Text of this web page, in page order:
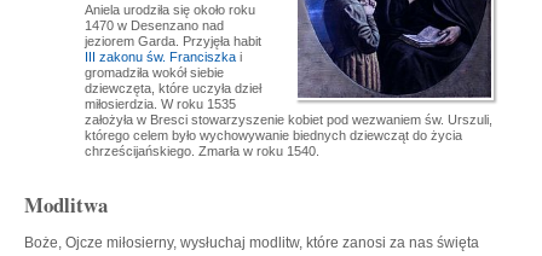
Aniela urodziła się około roku
1470 w Desenzano nad
jeziorem Garda. Przyjęła habit
III zakonu św. Franciszka i
gromadziła wokół siebie
dziewczęta, które uczyła dzieł
miłosierdzia. W roku 1535
założyła w Bresci stowarzyszenie kobiet pod wezwaniem św. Urszuli,
którego celem było wychowywanie biednych dziewcząt do życia
chrześcijańskiego. Zmarła w roku 1540.
Modlitwa
Boże, Ojcze miłosierny, wysłuchaj modlitw, które zanosi za nas święta